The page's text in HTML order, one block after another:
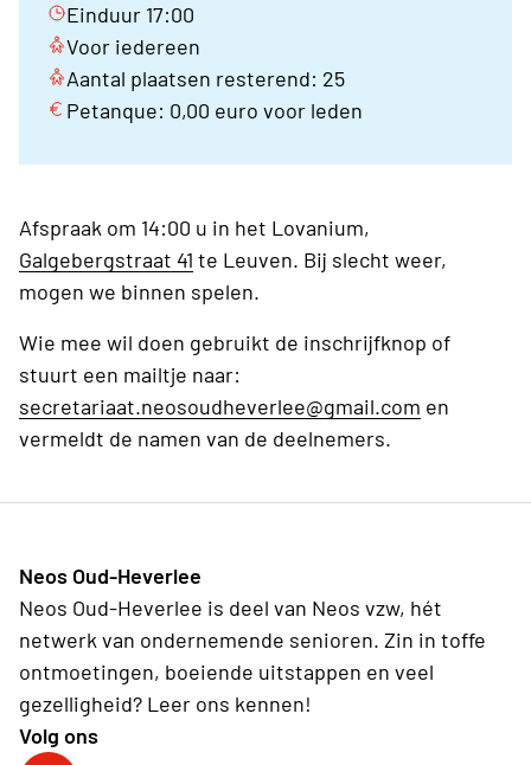
Einduur 17:00
Voor iedereen
Aantal plaatsen resterend: 25
Petanque: 0,00 euro voor leden
Afspraak om 14:00 u in het Lovanium,
Galgebergstraat 41 te Leuven. Bij slecht weer,
mogen we binnen spelen.
Wie mee wil doen gebruikt de inschrijfknop of
stuurt een mailtje naar:
secretariaat.neosoudheverlee@gmail.com en
vermeldt de namen van de deelnemers.
Neos Oud-Heverlee
Neos Oud-Heverlee is deel van Neos vzw, hét
netwerk van ondernemende senioren. Zin in toffe
ontmoetingen, boeiende uitstappen en veel
gezelligheid? Leer ons kennen!
Volg ons